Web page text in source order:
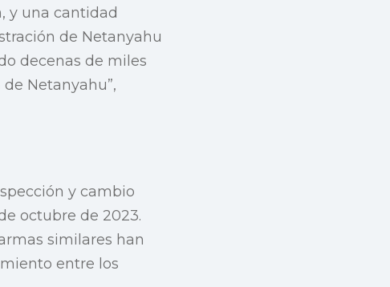
y una cantidad
de Netanyahu
decenas de miles
Netanyahu”,
y cambio
octubre de 2023.
similares han
entre los